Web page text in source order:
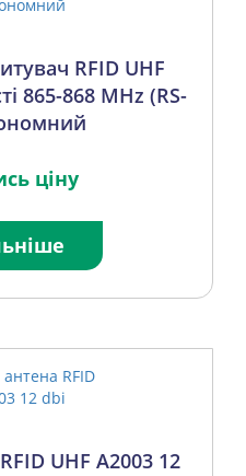
RFID UHF
865-868 MHz (RS-
ціну
UHF A2003 12